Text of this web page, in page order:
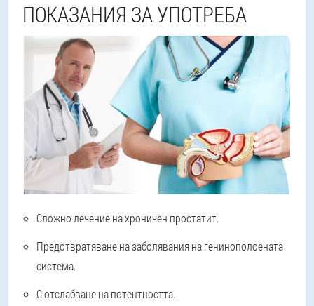
ПОКАЗАНИЯ ЗА УПОТРЕБА
Сложно лечение на хроничен простатит.
Предотвратяване на заболявания на генинополоената
система.
С отслабване на потентността.